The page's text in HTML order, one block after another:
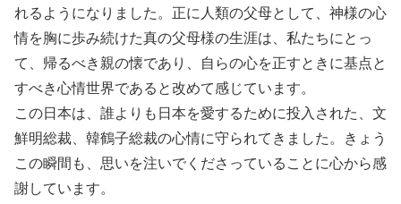
れるようになりました。正に人類の父母として、神様の心
情を胸に歩み続けた真の父母様の生涯は、私たちにとっ
て、帰るべき親の懐であり、自らの心を正すときに基点と
すべき心情世界であると改めて感じています。
この日本は、誰よりも日本を愛するために投入された、文
鮮明総裁、韓鶴子総裁の心情に守られてきました。きょう
この瞬間も、思いを注いでくださっていることに心から感
謝しています。